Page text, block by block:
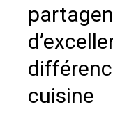
cuisine